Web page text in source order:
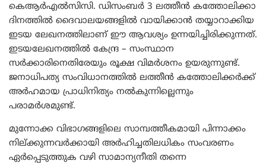
കെആർഎൽസിസി. ഡിസംബര്‍ 3 ലത്തീന്‍ കത്തോലിക്കാ
ദിനത്തില്‍ ദൈവാലയങ്ങളില്‍ വായിക്കാന്‍ തയ്യാറാക്കിയ
ഇടയ ലേഖനത്തിലാണ് ഈ ആവശ്യം ഉന്നയിച്ചിരിക്കുന്നത്.
ഇടയലേഖനത്തില്‍ കേന്ദ്ര – സംസ്ഥാന
സര്‍ക്കാരിനെതിരേയും രൂക്ഷ വിമര്‍ശനം ഉയരുന്നുണ്ട്.
ജനാധിപത്യ സംവിധാനത്തില്‍ ലത്തീന്‍ കത്തോലിക്കര്‍ക്ക്
അര്‍ഹമായ പ്രാധിനിത്യം നല്‍കുന്നില്ലെന്നും
പരാമര്‍ശമുണ്ട്.
മുന്നോക്ക വിഭാഗങ്ങളിലെ സാമ്പത്തീകമായി പിന്നാക്കം
നില്ക്കുന്നവര്‍ക്കായി അര്‍ഹിച്ചതിലധികം സംവരണം
ഏര്‍പ്പെടുത്തുക വഴി സാമാന്യനീതി തന്നെ